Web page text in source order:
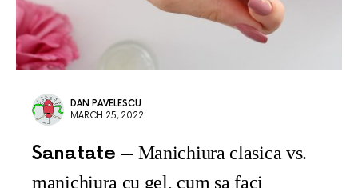
DAN PAVELESCU
MARCH 25, 2022
Sanatate
Manichiura clasica vs.
manichiura cu gel, cum sa faci